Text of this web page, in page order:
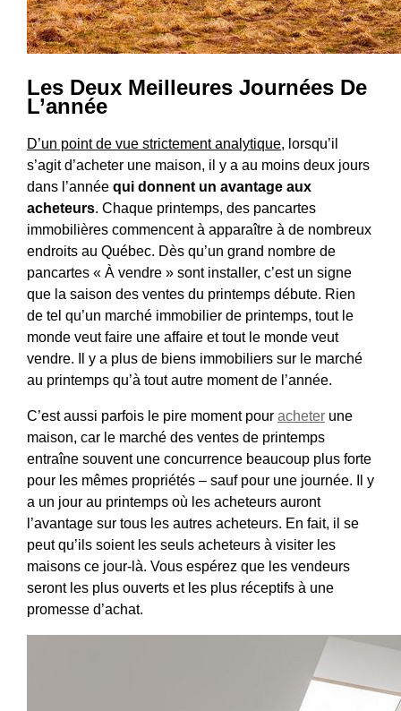
Les Deux Meilleures Journées De
L’année
D’un point de vue strictement analytique, lorsqu’il
s’agit d’acheter une maison, il y a au moins deux jours
dans l’année qui donnent un avantage aux
acheteurs. Chaque printemps, des pancartes
immobilières commencent à apparaître à de nombreux
endroits au Québec. Dès qu’un grand nombre de
pancartes « À vendre » sont installer, c’est un signe
que la saison des ventes du printemps débute. Rien
de tel qu’un marché immobilier de printemps, tout le
monde veut faire une affaire et tout le monde veut
vendre. Il y a plus de biens immobiliers sur le marché
au printemps qu’à tout autre moment de l’année.
C’est aussi parfois le pire moment pour acheter une
maison, car le marché des ventes de printemps
entraîne souvent une concurrence beaucoup plus forte
pour les mêmes propriétés – sauf pour une journée. Il y
a un jour au printemps où les acheteurs auront
l’avantage sur tous les autres acheteurs. En fait, il se
peut qu’ils soient les seuls acheteurs à visiter les
maisons ce jour-là. Vous espérez que les vendeurs
seront les plus ouverts et les plus réceptifs à une
promesse d’achat.